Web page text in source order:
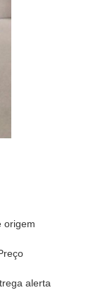
origem
Preço
alerta